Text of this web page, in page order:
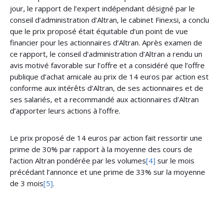
jour, le rapport de l’expert indépendant désigné par le
conseil d’administration d’Altran, le cabinet Finexsi, a conclu
que le prix proposé était équitable d’un point de vue
financier pour les actionnaires d’Altran. Après examen de
ce rapport, le conseil d’administration d’Altran a rendu un
avis motivé favorable sur l’offre et a considéré que l’offre
publique d’achat amicale au prix de 14 euros par action est
conforme aux intérêts d’Altran, de ses actionnaires et de
ses salariés, et a recommandé aux actionnaires d’Altran
d’apporter leurs actions à l’offre.
Le prix proposé de 14 euros par action fait ressortir une
prime de 30% par rapport à la moyenne des cours de
l’action Altran pondérée par les volumes[4] sur le mois
précédant l’annonce et une prime de 33% sur la moyenne
de 3 mois[5].